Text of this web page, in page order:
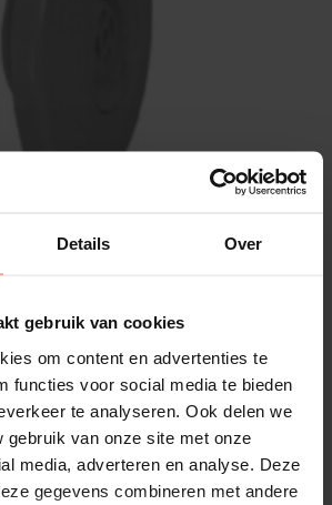
Details Over
gebruik van cookies
om content en advertenties te
functies voor social media te bieden
te analyseren. Ook delen we
gebruik van onze site met onze
media, adverteren en analyse. Deze
gegevens combineren met andere